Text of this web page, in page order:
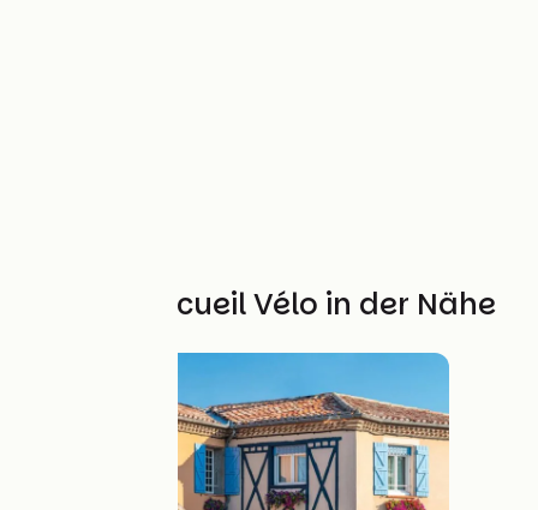
Weitere Accueil Vélo in der Nähe